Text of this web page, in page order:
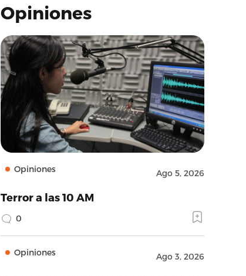
Opiniones
Opiniones Ago 5, 2026
Terror a las 10 AM
0
Opiniones Ago 3, 2026